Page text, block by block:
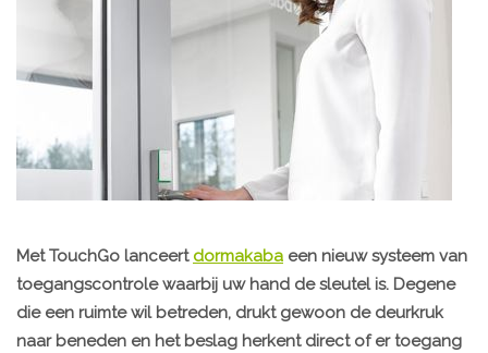
Met TouchGo lanceert dormakaba een nieuw systeem van
toegangscontrole waarbij uw hand de sleutel is. Degene
die een ruimte wil betreden, drukt gewoon de deurkruk
naar beneden en het beslag herkent direct of er toegang